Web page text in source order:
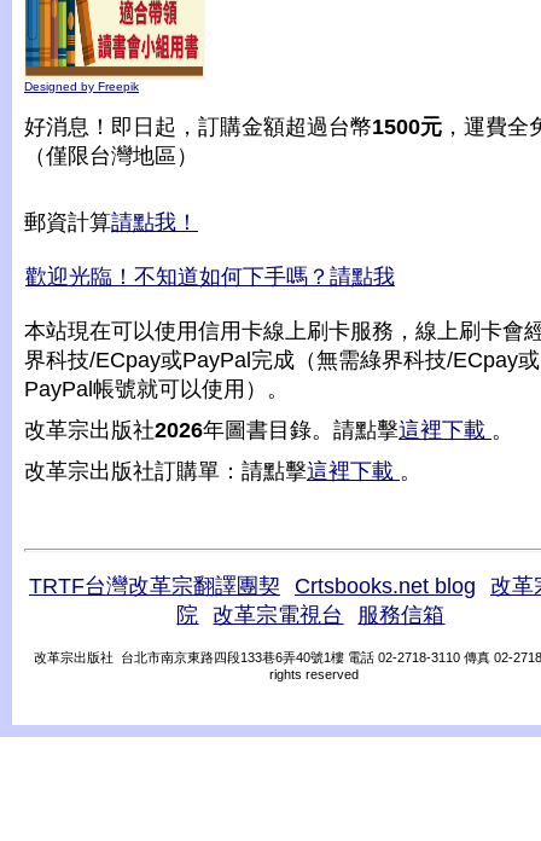
Designed by Freepik
好消息！即日起，訂購金額超過台幣1500元 ，運費全
（僅限台灣地區）
郵資計算請點我！
歡迎光臨！不知道如何下手嗎？請點我
本站現在可以使用信用卡線上刷卡服務，線上刷卡會
界科技/ECpay或PayPal完成（無需綠界科技/ECpay或
PayPal帳號就可以使用）。
改革宗出版社2026年圖書目錄。請點擊這裡下載 。
改革宗出版社訂購單：請點擊這裡下載 。
TRTF台灣改革宗翻譯團契 Crtsbooks.net blog
改革
院
改革宗電視台 服務信箱
改革宗出版社 台北市南京東路四段133巷6弄40號1樓 電話 02-2718-3110 傳真 02-
rights reserved